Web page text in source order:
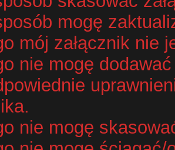
mogę
mój załącznik nie
nie mogę dodawać
nie mogę